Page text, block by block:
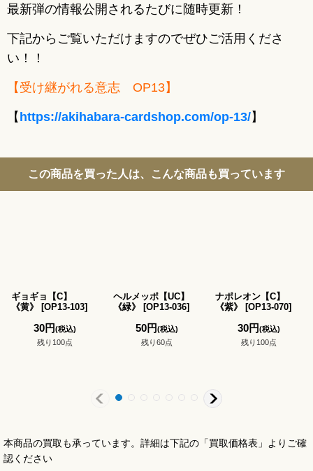
最新弾の情報公開されるたびに随時更新！
下記からご覧いただけますのでぜひご活用くださ
い！！
【受け継がれる意志 OP13】
【 https://akihabara-cardshop.com/op-13/】
この商品を買った人は、こんな商品も買っています
ギョギョ【C】
《黄》
[OP13-103]
30円(税込)
残り100点
ヘルメッポ【UC】
《緑》
[OP13-036]
50円(税込)
残り60点
ナポレオン【C】
《紫》
[OP13-070]
30円(税込)
残り100点
本商品の買取も承っています。詳細は下記の「買取価格表」よりご確
認ください